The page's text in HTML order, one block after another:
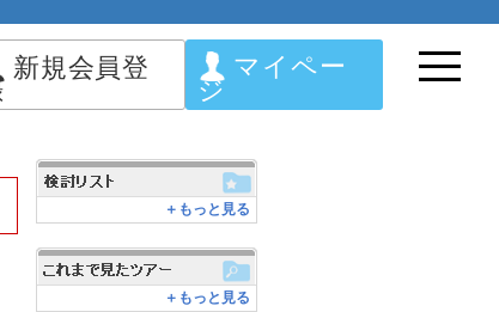
新規会員登 マイペー
ジ
＋もっと見る
＋もっと見る